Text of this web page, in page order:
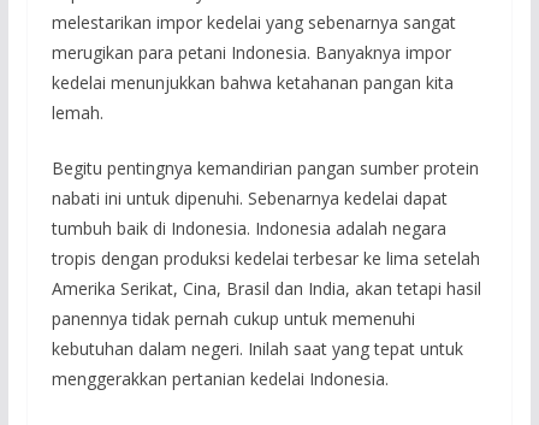
melestarikan impor kedelai yang sebenarnya sangat
merugikan para petani Indonesia. Banyaknya impor
kedelai menunjukkan bahwa ketahanan pangan kita
lemah.
Begitu pentingnya kemandirian pangan sumber protein
nabati ini untuk dipenuhi. Sebenarnya kedelai dapat
tumbuh baik di Indonesia. Indonesia adalah negara
tropis dengan produksi kedelai terbesar ke lima setelah
Amerika Serikat, Cina, Brasil dan India, akan tetapi hasil
panennya tidak pernah cukup untuk memenuhi
kebutuhan dalam negeri. Inilah saat yang tepat untuk
menggerakkan pertanian kedelai Indonesia.